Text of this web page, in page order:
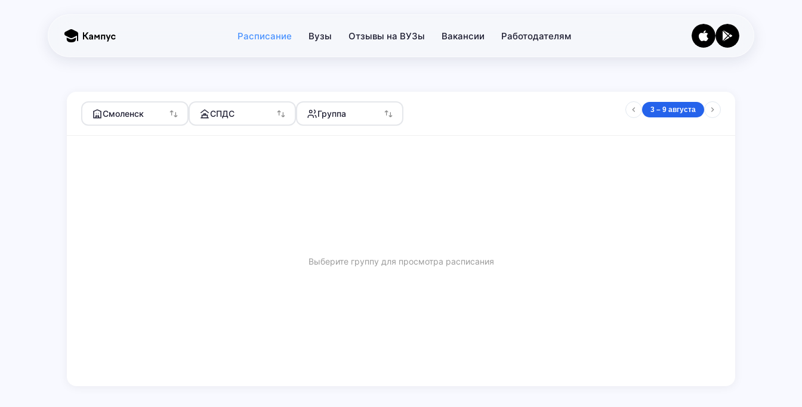
Расписание Вузы Отзывы на ВУЗы Вакансии Работодателям
Смоленск СПДС Группа 3 – 9 августа
Выберите группу для просмотра расписания